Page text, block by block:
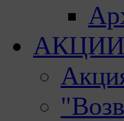
АКЦИИ